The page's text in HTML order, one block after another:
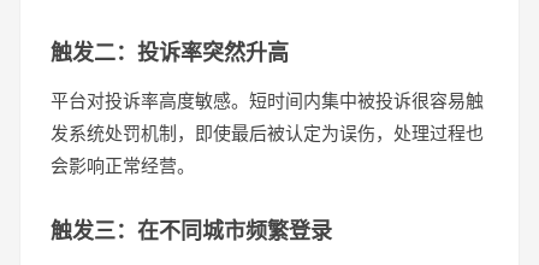
触发二：投诉率突然升高
平台对投诉率高度敏感。短时间内集中被投诉很容易触
发系统处罚机制，即使最后被认定为误伤，处理过程也
会影响正常经营。
触发三：在不同城市频繁登录